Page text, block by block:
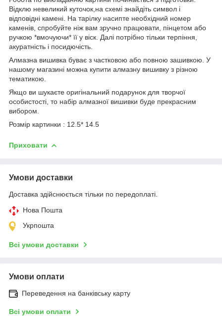
Відклю невеликий куточок,на схемі знайдіть символ і
відповідні камені. На тарілку насипте необхідний номер
каменів, спробуйте ніж вам зручно працювати, пінцетом або
ручкою *вмочуючи* її у віск. Далі потрібно тільки терпіння,
акуратність і посидючість.
Алмазна вишивка буває з частковою або повною зашивкою. У
нашому магазині можна купити алмазну вишивку з різною
тематикою.
Якщо ви шукаєте оригінальний подарунок для творчої
особистості, то набір алмазної вишивки буде прекрасним
вибором.
Розмір картинки : 12.5* 14.5
Приховати
Умови доставки
Доставка здійснюється тільки по передоплаті.
Нова Пошта
Укрпошта
Всі умови доставки
Умови оплати
Переведення на банківську карту
Всі умови оплати